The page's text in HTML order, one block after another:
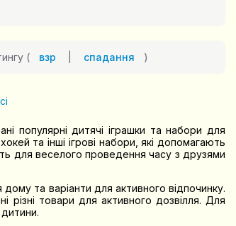
( взр спадання )
популярні дитячі іграшки та набори для
та інші ігрові набори, які допомагають
для веселого проведення часу з друзями
дому та варіанти для активного відпочинку.
різні товари для активного дозвілля. Для